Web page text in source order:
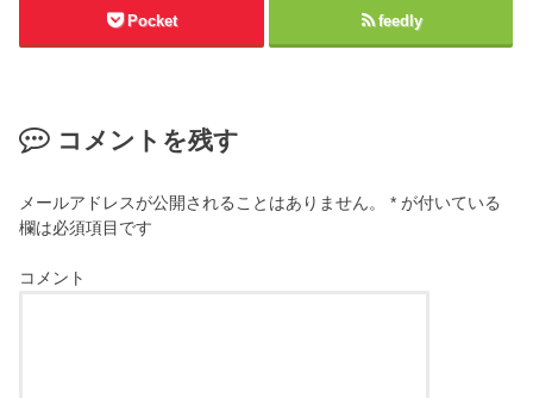
Pocket feedly
コメントを残す
メールアドレスが公開されることはありません。 * が付いている
欄は必須項目です
コメント